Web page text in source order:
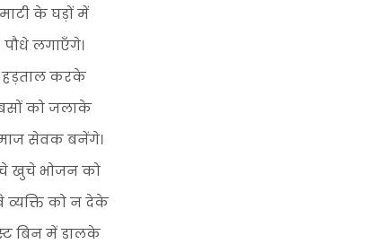
माटी के घड़ों में
पौधे लगाएँगे।
हड़ताल करके
को जलाके
सेवक बनेंगे।
खुचे भोजन को
व्यक्ति को न देके
बिन में डालके